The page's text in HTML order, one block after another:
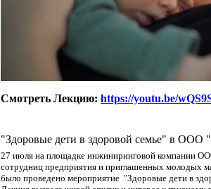
Смотреть Лекцию: https://youtu.be/
"Здоровые дети в здоровой семье" в ООО
27 июля на площадке инжиниринговой компании
сотрудниц предприятия и приглашенных молодых
было проведено мероприятие ​ "Здоровые дети в